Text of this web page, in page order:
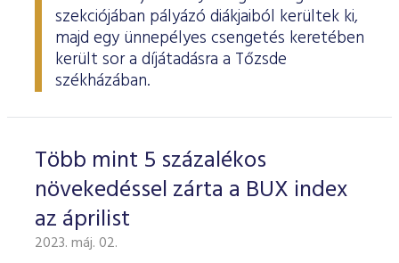
szekciójában pályázó diákjaiból kerültek ki,
majd egy ünnepélyes csengetés keretében
került sor a díjátadásra a Tőzsde
székházában.
Több mint 5 százalékos
növekedéssel zárta a BUX index
az áprilist
2023. máj. 02.